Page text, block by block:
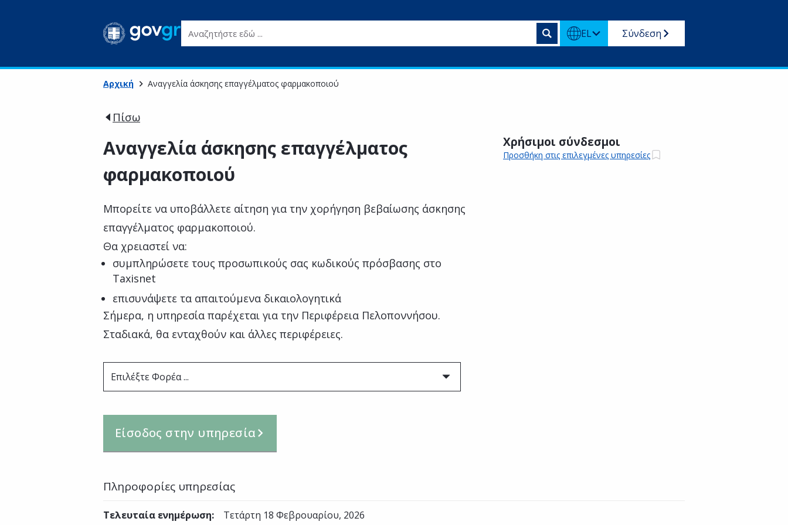
Αναζητήστε εδώ ... EL Σύνδεση
Αρχική Αναγγελία άσκησης επαγγέλματος φαρμακοποιού
Πίσω
Αναγγελία άσκησης επαγγέλματος
φαρμακοποιού
Μπορείτε να υποβάλλετε αίτηση για την χορήγηση βεβαίωσης άσκησης
επαγγέλματος φαρμακοποιού.
Θα χρειαστεί να:
συμπληρώσετε τους προσωπικούς σας κωδικούς πρόσβασης στο
Taxisnet
επισυνάψετε τα απαιτούμενα δικαιολογητικά
Σήμερα, η υπηρεσία παρέχεται για την Περιφέρεια Πελοποννήσου.
Σταδιακά, θα ενταχθούν και άλλες περιφέρειες.
Επιλέξτε Φορέα ...
Είσοδος στην υπηρεσία
Χρήσιμοι σύνδεσμοι
Προσθήκη στις επιλεγμένες υπηρεσίες
Πληροφορίες υπηρεσίας
Τελευταία ενημέρωση: Τετάρτη 18 Φεβρουαρίου, 2026